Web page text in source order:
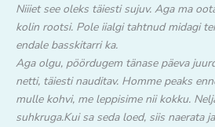
Niiiet see oleks täiesti sujuv. Aga ma
kolin rootsi. Pole iialgi tahtnud midagi
endale basskitarri ka.
Aga olgu, pöördugem tänase päeva
netti, täiesti nauditav. Homme peaks
mulle kohvi, me leppisime nii kokku.
suhkruga.Kui sa seda loed, siis naerata